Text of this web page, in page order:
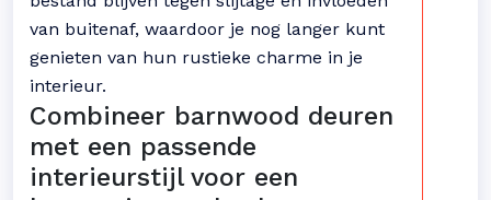
van buitenaf, waardoor je nog langer kunt
genieten van hun rustieke charme in je
interieur.
Combineer barnwood deuren
met een passende
interieurstijl voor een